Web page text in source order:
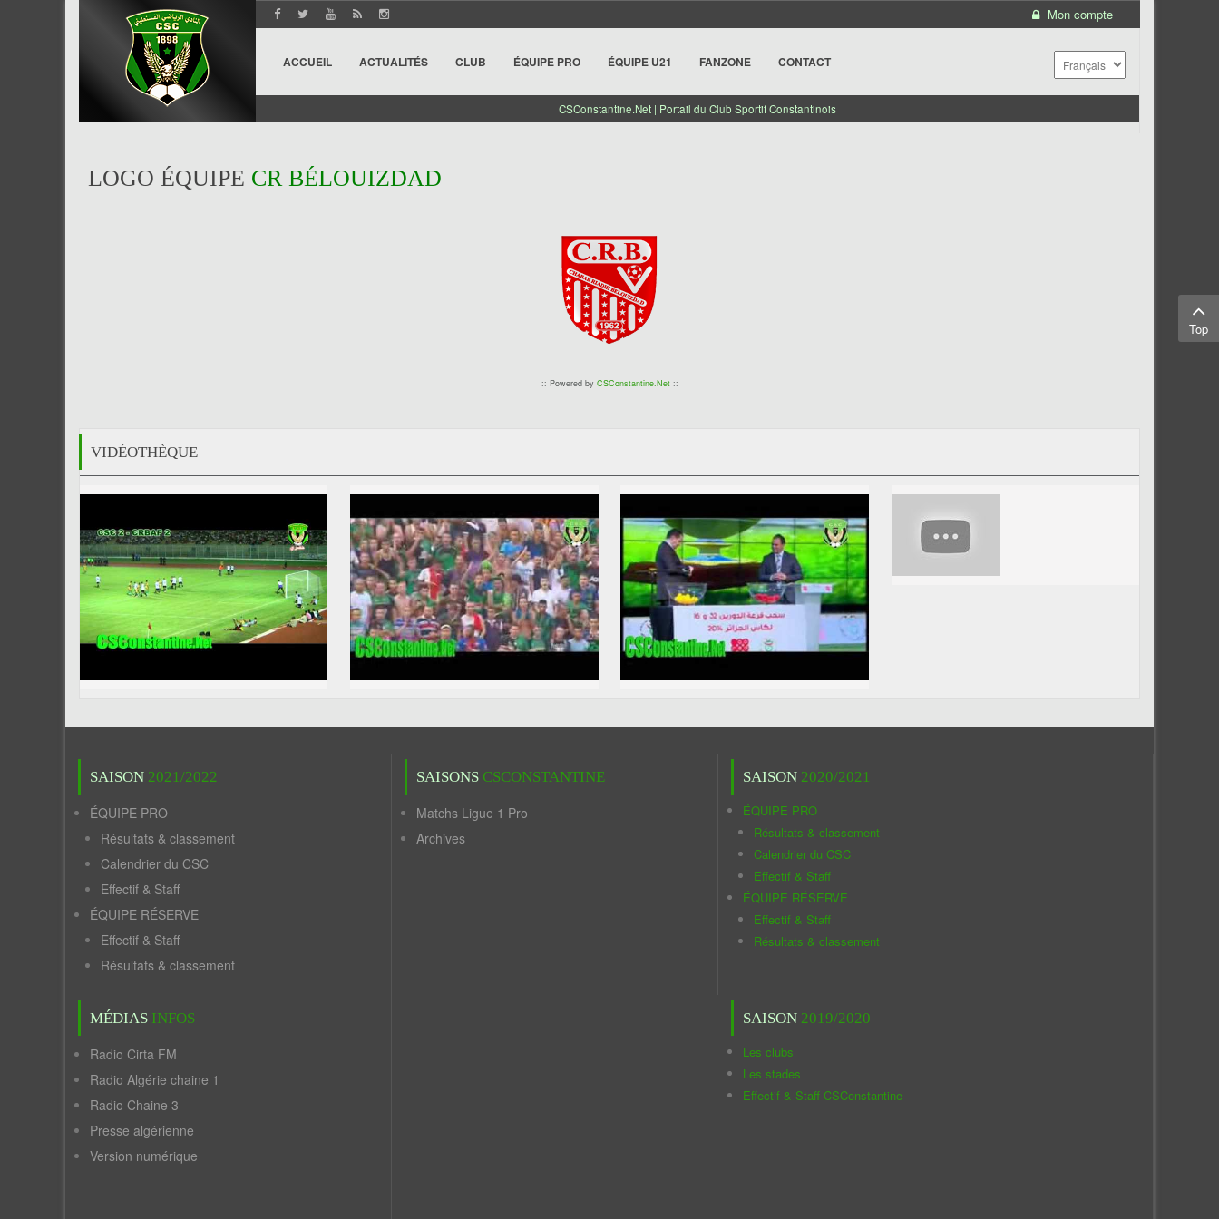
Mon compte
ACCUEIL ACTUALITÉS CLUB ÉQUIPE PRO ÉQUIPE U21 FANZONE CONTACT
CSConstantine.Net | Portail du Club Sportif Constantinois
LOGO ÉQUIPE CR BÉLOUIZDAD
:: Powered by CSConstantine.Net::
VIDÉOTHÈQUE
SAISON 2021/2022
ÉQUIPE PRO
Résultats & classement
Calendrier du CSC
Effectif & Staff
ÉQUIPE RÉSERVE
Effectif & Staff
Résultats & classement
MÉDIAS INFOS
Radio Cirta FM
Radio Algérie chaine 1
Radio Chaine 3
Presse algérienne
Version numérique
SAISONS CSCONSTANTINE
Matchs Ligue 1 Pro
Archives
SAISON 2020/2021
ÉQUIPE PRO
Résultats & classement
Calendrier du CSC
Effectif & Staff
ÉQUIPE RÉSERVE
Effectif & Staff
Résultats & classement
SAISON 2019/2020
Les clubs
Les stades
Effectif & Staff CSConstantine
Top